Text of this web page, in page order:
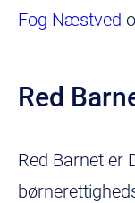
Fog Næstved
Red
Red Barnet er